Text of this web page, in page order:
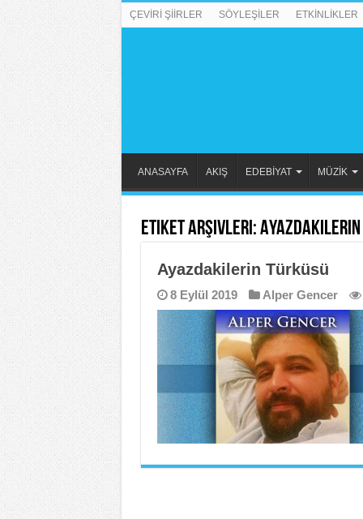
ÇEVİRİ ŞİİRLER SÖYLEŞİLER ETKİNLİKLER
ANASAYFA AKIŞ EDEBİYAT MÜZİK
Etiket Arşivleri:Ayazdakilerin
Ayazdakilerin Türküsü
8 Eylül 2019 Alper Gencer